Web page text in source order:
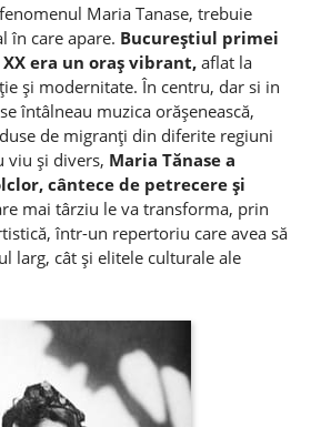
Maria Tanase, trebuie
în care apare. Bucureştiul primei
era un oraş vibrant, aflat la
şi modernitate. În centru, dar si in
întâlneau muzica orăşenească,
de migranţi din diferite regiuni
viu şi divers, Maria Tănase a
cântece de petrecere şi
mai târziu le va transforma, prin
într-un repertoriu care avea să
larg, cât şi elitele culturale ale